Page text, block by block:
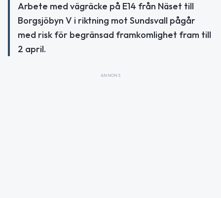
Arbete med vägräcke på E14 från Näset till
Borgsjöbyn V i riktning mot Sundsvall pågår
med risk för begränsad framkomlighet fram till
2 april.
ANNONS